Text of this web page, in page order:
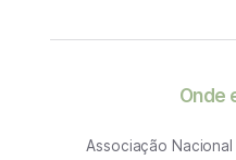
Onde
Associação